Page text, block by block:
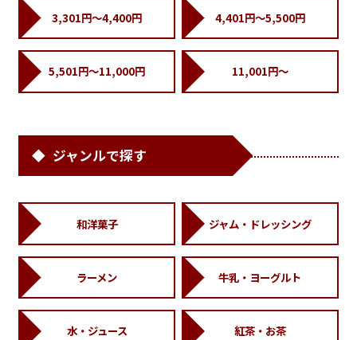
3,301円～4,400円 4,401円～5,500円
5,501円～11,000円 11,001円～
ジャンルで探す
和洋菓子 ジャム・ドレッシング
ラーメン 牛乳・ヨーグルト
水・ジュース 紅茶・お茶